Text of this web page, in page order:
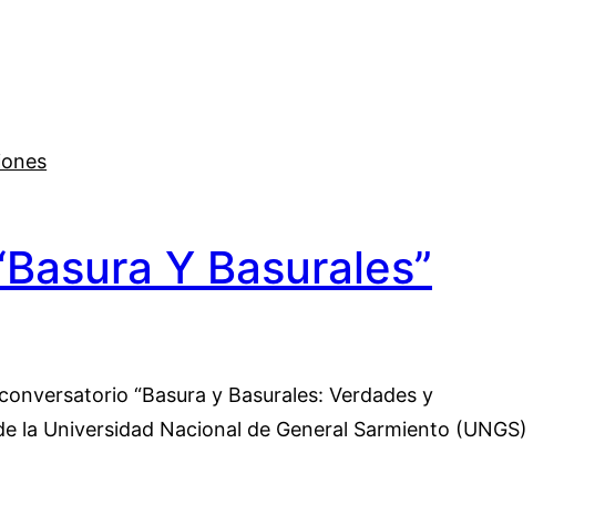
Y Basurales”
“Basura y Basurales: Verdades y
la Universidad Nacional de General Sarmiento (UNGS)